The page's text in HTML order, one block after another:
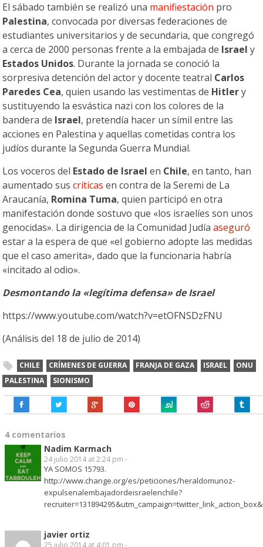
El sábado también se realizó una manifiestación pro
Palestina, convocada por diversas federaciones de
estudiantes universitarios y de secundaria, que congregó
a cerca de 2000 personas frente a la embajada de Israel y
Estados Unidos. Durante la jornada se conoció la
sorpresiva detención del actor y docente teatral Carlos
Paredes Cea, quien usando las vestimentas de Hitlery
sustituyendo la esvástica nazi con los colores de la
bandera de Israel, pretendía hacer un símil entre las
acciones en Palestina y aquellas cometidas contra los
judíos durante la Segunda Guerra Mundial.
Los voceros del Estado de Israel en Chile, en tanto, han
aumentado suscríticas en contra de la Seremi de La
Araucanía, Romina Tuma, quien participó en otra
manifestación donde sostuvo que «los israelíes son unos
genocidas». La dirigencia de la Comunidad Judíaaseguró
estar a la espera de que «el gobierno adopte las medidas
que el caso amerita», dado que la funcionaria habría
«incitado al odio».
Desmontando la «legítima defensa» de Israel
https://www.youtube.com/watch?v=etOFNSDzFNU
(Análisis del 18 de julio de 2014)
CHILE CRÍMENES DE GUERRA FRANJA DE GAZA ISRAEL
ONU
PALESTINA
SIONISMO
4 comentarios
Nadim Karmach
24 julio 2014 at 2:24 pm -
YA SOMOS 15793.
http://www.change.org/es/peticiones/heraldomunoz-
expulsenalembajadordeisraelenchile?
javier ortiz